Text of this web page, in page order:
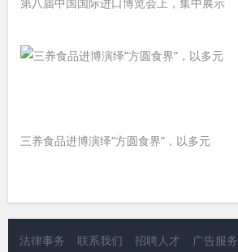
三养食品进博演绎“方圆食界”，以多元
法律事务 联系我们 招聘人才 广告服务